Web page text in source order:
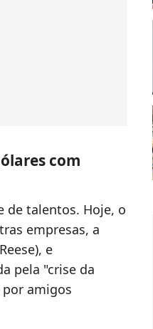
com
de talentos. Hoje, o
empresas, a
e
pela "crise da
por amigos